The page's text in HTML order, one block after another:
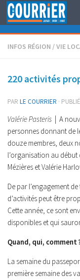
Au dessous du
INFOS RÉGION /VIE
220 activités
PAR LE COURRIER · PUBLIÉ
Valérie Pasteris | A
personnes donnant de
douze membres, deux
l’organisation au début
Mézières et Valérie
De par l’engagement
d’activités peut être
Cette année, ce sont
disponibles et qui
Quand, qui,
La semaine du
première semaine des